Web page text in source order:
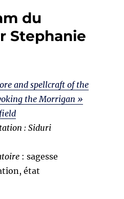
du
Stephanie
and spellcraft of the
the Morrigan »
: Siduri
: sagesse
état